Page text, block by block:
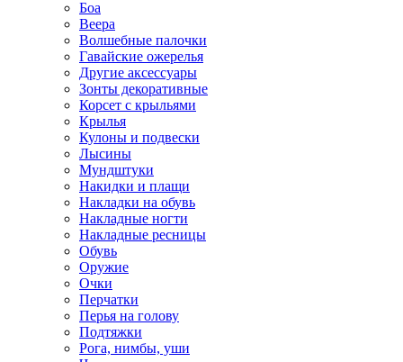
Боа
Веера
Волшебные палочки
Гавайские ожерелья
Другие аксессуары
Зонты декоративные
Корсет с крыльями
Крылья
Кулоны и подвески
Лысины
Мундштуки
Накидки и плащи
Накладки на обувь
Накладные ногти
Накладные ресницы
Обувь
Оружие
Очки
Перчатки
Перья на голову
Подтяжки
Рога, нимбы, уши